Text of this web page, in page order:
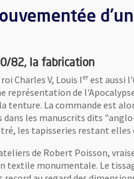
82, la fabrication
Charles V, Louis I er est aussi
représentation de
tenture. La commande est
les manuscrits dits
les tapisseries restant
de Robert Poisson,
textile monumentale. Le